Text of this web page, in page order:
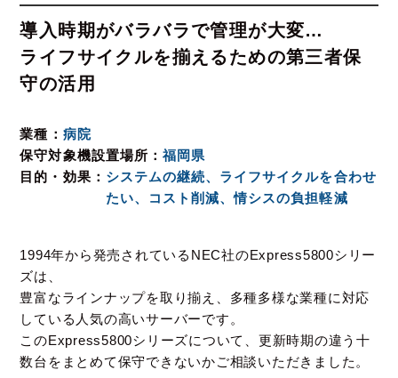
導入時期がバラバラで管理が大変…
ライフサイクルを揃えるための第三者保
守の活用
業種
病院
保守対象機設置場所
福岡県
目的・効果
システムの継続、ライフサイクルを合わせ
たい、コスト削減、情シスの負担軽減
1994年から発売されているNEC社のExpress5800シリー
ズは、
豊富なラインナップを取り揃え、多種多様な業種に対応
している人気の高いサーバーです。
このExpress5800シリーズについて、更新時期の違う十
数台をまとめて保守できないかご相談いただきました。